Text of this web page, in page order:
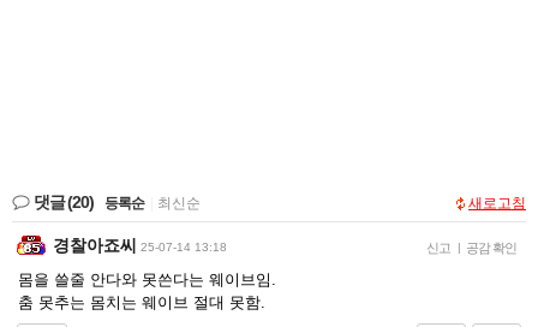
댓글(20) 등록순 최신순 새로고침
경찰아죠씨 25-07-14 13:18 신고 | 공감 확인
몸을 쓸줄 안다와 못쓴다는 웨이브임.
춤 못추는 몸치는 웨이브 절대 못함.